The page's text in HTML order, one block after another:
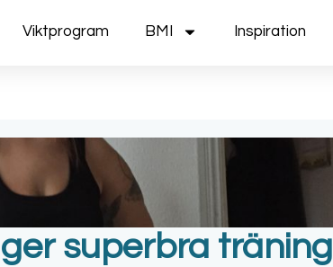
Viktprogram BMI Inspiration
superbra träning